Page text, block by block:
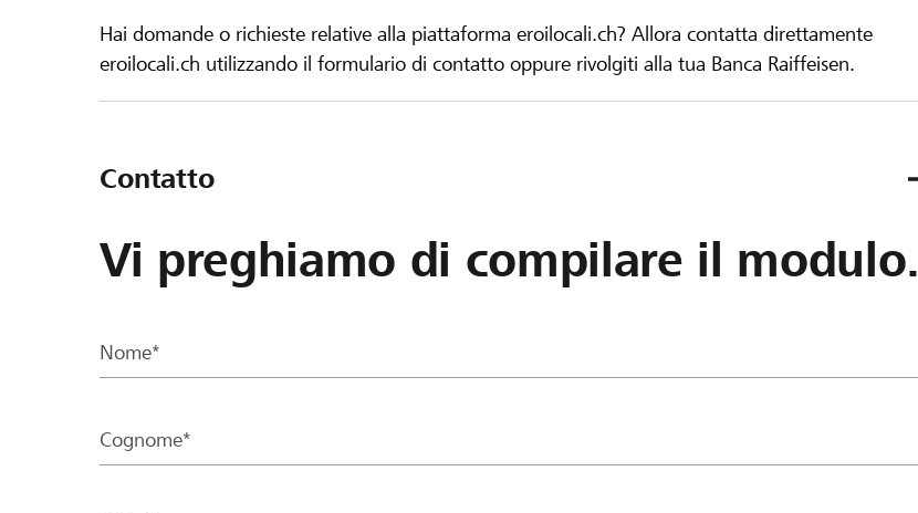
Hai domande o richieste relative alla piattaforma eroilocali.ch? Allora contatta direttamente
eroilocali.ch utilizzando il formulario di contatto oppure rivolgiti alla tua Banca Raiffeisen.
Contatto
Vi preghiamo di compilare il modulo.
Nome*
Cognome*